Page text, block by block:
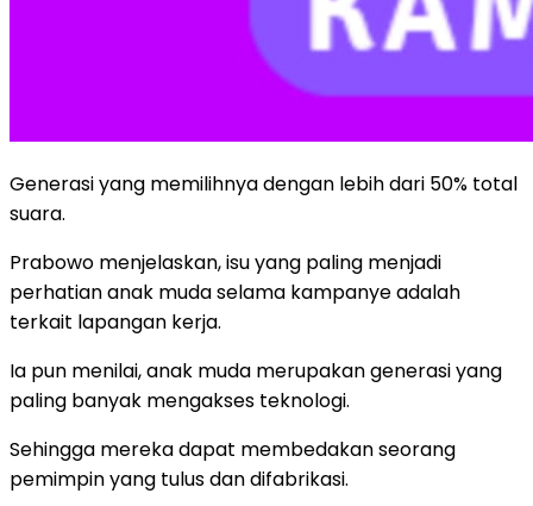
Generasi yang memilihnya dengan lebih dari 50% total
suara.
Prabowo menjelaskan, isu yang paling menjadi
perhatian anak muda selama kampanye adalah
terkait lapangan kerja.
Ia pun menilai, anak muda merupakan generasi yang
paling banyak mengakses teknologi.
Sehingga mereka dapat membedakan seorang
pemimpin yang tulus dan difabrikasi.